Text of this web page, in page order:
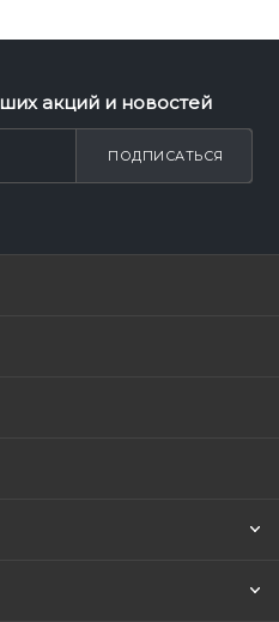
акций и новостей
ПОДПИСАТЬСЯ